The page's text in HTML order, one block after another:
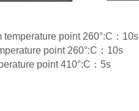
point 260°:C：10s
point 260°:C：10s
point 410°:C：5s